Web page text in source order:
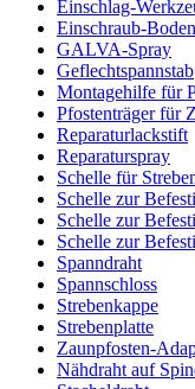
Einschlag-
Einschraub-
GALVA-Spray
Geflechtspannstab
Montagehilfe für
Pfostenträger für
Reparaturlackstift
Reparaturspray
Schelle für
Schelle zur
Schelle zur
Schelle zur
Spanndraht
Spannschloss
Strebenkappe
Strebenplatte
Zaunpfosten-
Nähdraht auf